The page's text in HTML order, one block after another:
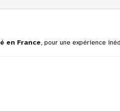
en France, pour une expérience